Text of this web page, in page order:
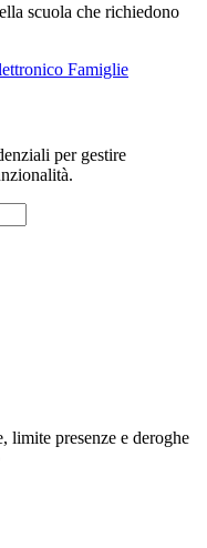
scuola che richiedono
Famiglie
per gestire
limite presenze e deroghe